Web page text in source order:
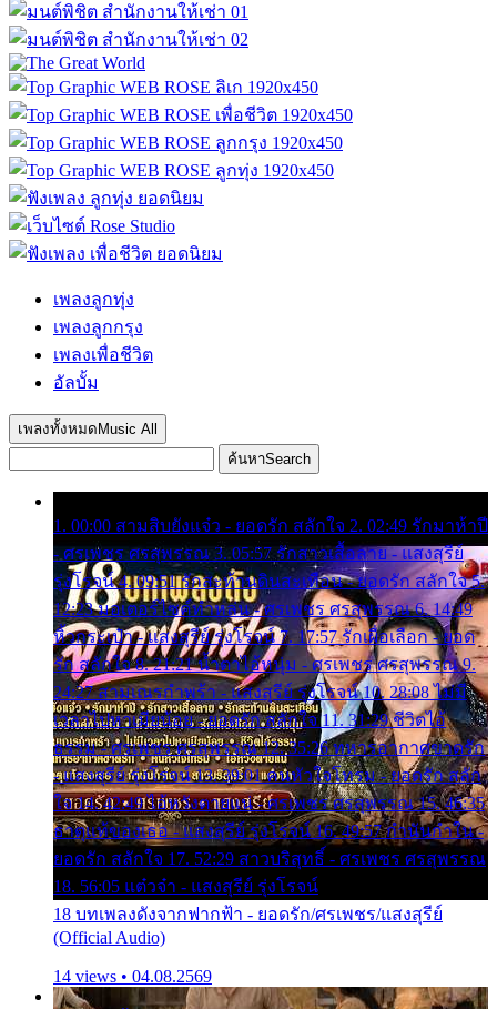
เพลงลูกทุ่ง
เพลงลูกกรุง
เพลงเพื่อชีวิต
อัลบั้ม
เพลงทั้งหมด Music All
ค้นหาSearch
1. 00:00 สามสิบยังแจ๋ว - ยอดรัก สลักใจ 2. 02:49 รักมาห้าปี
- ศรเพชร ศรสุพรรณ 3. 05:57 รักสาวเสื้อลาย - แสงสุรีย์
รุ่งโรจน์ 4. 09:51 รักสะท้านดินสะเทือน - ยอดรัก สลักใจ 5.
12:23 มอเตอร์ไซค์ทำหล่น - ศรเพชร ศรสุพรรณ 6. 14:49
หิ้วกระเป๋า - แสงสุรีย์ รุ่งโรจน์ 7. 17:57 รักเผื่อเลือก - ยอด
รัก สลักใจ 8. 21:21 น้ำตาไอ้หนุ่ม - ศรเพชร ศรสุพรรณ 9.
24:27 สามเณรกำพร้า - แสงสุรีย์ รุ่งโรจน์ 10. 28:08 ไม่มี
เวลาไปหาเมียน้อย - ยอดรัก สลักใจ 11. 31:29 ชีวิตไอ้
ธรรม - ศรเพชร ศรสุพรรณ 12. 35:26 ทหารอากาศขาดรัก
- แสงสุรีย์ รุ่งโรจน์ 13. 39:01 คนหัวใจโทรม - ยอดรัก สลัก
ใจ 14. 42:49 ไอ้หวังตายแน่ - ศรเพชร ศรสุพรรณ 15. 46:35
ธาตุแท้ของเธอ - แสงสุรีย์ รุ่งโรจน์ 16. 49:57 กำนันกำใน -
ยอดรัก สลักใจ 17. 52:29 สาวบริสุทธิ์ - ศรเพชร ศรสุพรรณ
18. 56:05 แต๋วจ๋า - แสงสุรีย์ รุ่งโรจน์
18 บทเพลงดังจากฟากฟ้า - ยอดรัก/ศรเพชร/แสงสุรีย์
(Official Audio)
14 views • 04.08.2569